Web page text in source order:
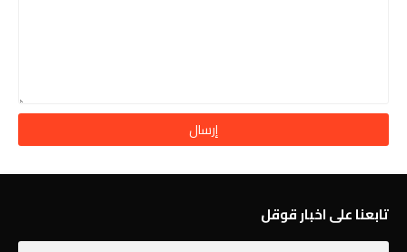
تابعنا على اخبار قوقل